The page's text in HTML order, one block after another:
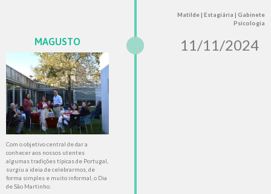
Matilde | Estagiária | Gabinete
Psicologia
MAGUSTO
Com o objetivo central de dar a
conhecer aos nossos utentes
algumas tradições típicas de Portugal,
surgiu a ideia de celebrarmos, de
forma simples e muito informal, o Dia
de São Martinho.
11/11/2024